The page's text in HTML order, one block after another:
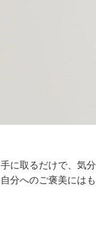
に取るだけで、気分
分へのご褒美にはも